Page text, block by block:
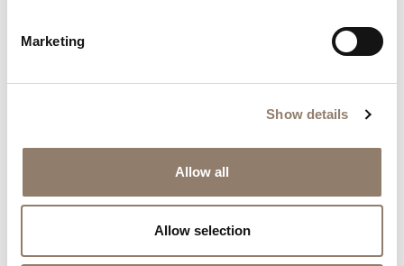
Marketing
Show details
Allow all
Allow selection
Vous pouvez aussi aimer